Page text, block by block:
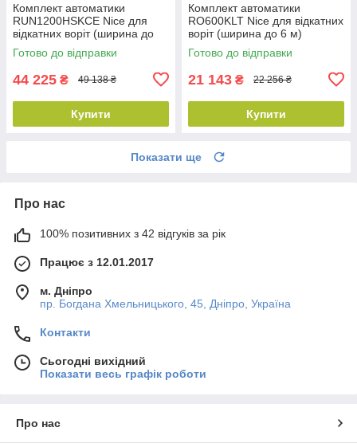
Комплект автоматики
RUN1200HSKCE Nice для
відкатних воріт (ширина до
14 м)
Готово до відправки
44 225 ₴ 49 138 ₴
Купити
Комплект автоматики
RO600KLT Nice для відкатних
воріт (ширина до 6 м)
Готово до відправки
21 143 ₴ 22 256 ₴
Купити
Показати ще
Про нас
100% позитивних з 42 відгуків за рік
Працює з 12.01.2017
м. Дніпро
пр. Богдана Хмельницького, 45, Дніпро, Україна
Контакти
Сьогодні вихідний
Показати весь графік роботи
Про нас